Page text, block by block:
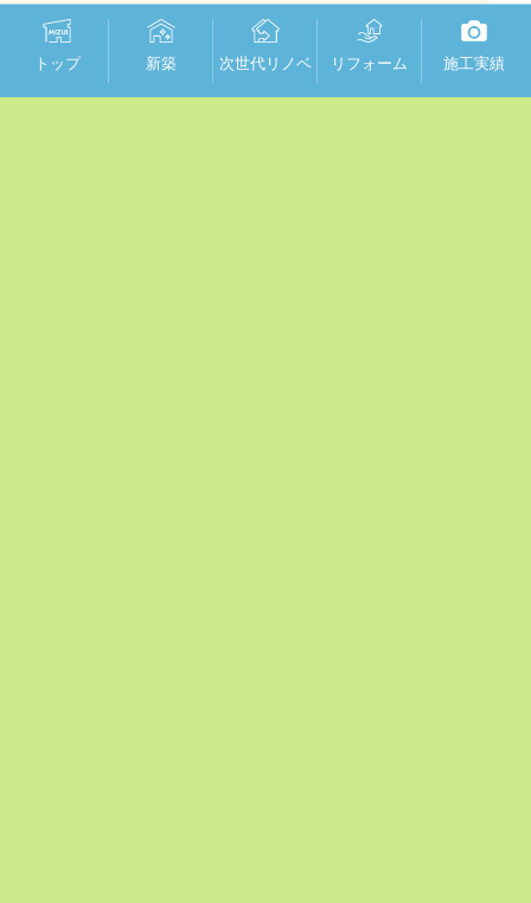
トップ 新築 次世代リノベ リフォーム 施工実績
地
域を守る責任。西多摩地区の
学校や郵便局をほぼすべて担当。
水井装備では1986年の創業当初から、西多摩地区